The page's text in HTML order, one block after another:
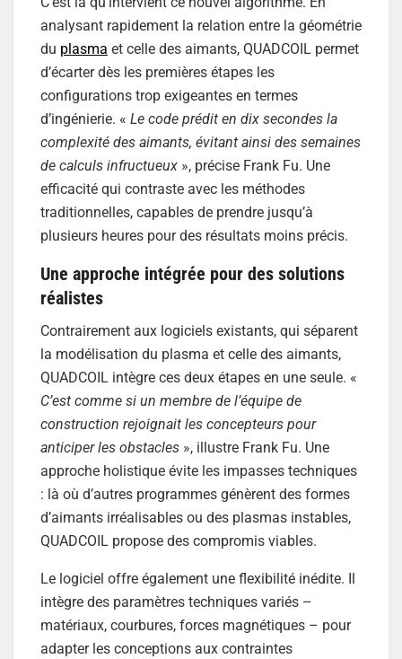
analysant rapidement la relation entre la géométrie
du plasma et celle des aimants, QUADCOIL permet
d’écarter dès les premières étapes les
configurations trop exigeantes en termes
d’ingénierie. « Le code prédit en dix secondes la
complexité des aimants, évitant ainsi des semaines
de calculs infructueux », précise Frank Fu. Une
efficacité qui contraste avec les méthodes
traditionnelles, capables de prendre jusqu’à
plusieurs heures pour des résultats moins précis.
Une approche intégrée pour des solutions
réalistes
Contrairement aux logiciels existants, qui séparent
la modélisation du plasma et celle des aimants,
QUADCOIL intègre ces deux étapes en une seule. «
C’est comme si un membre de l’équipe de
construction rejoignait les concepteurs pour
anticiper les obstacles », illustre Frank Fu. Une
approche holistique évite les impasses techniques
: là où d’autres programmes génèrent des formes
d’aimants irréalisables ou des plasmas instables,
QUADCOIL propose des compromis viables.
Le logiciel offre également une flexibilité inédite. Il
intègre des paramètres techniques variés –
matériaux, courbures, forces magnétiques – pour
adapter les conceptions aux contraintes